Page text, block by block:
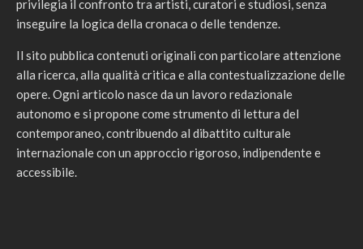
privilegia il confronto tra artisti, curatori e studiosi, senza
inseguire la logica della cronaca o delle tendenze.
Il sito pubblica contenuti originali con particolare attenzione
alla ricerca, alla qualità critica e alla contestualizzazione delle
opere. Ogni articolo nasce da un lavoro redazionale
autonomo e si propone come strumento di lettura del
contemporaneo, contribuendo al dibattito culturale
internazionale con un approccio rigoroso, indipendente e
accessibile.